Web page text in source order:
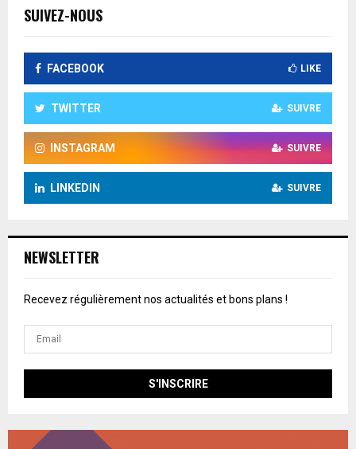
SUIVEZ-NOUS
FACEBOOK LIKE
TWITTER SUIVRE
INSTAGRAM SUIVRE
LINKEDIN SUIVRE
NEWSLETTER
Recevez régulièrement nos actualités et bons plans !